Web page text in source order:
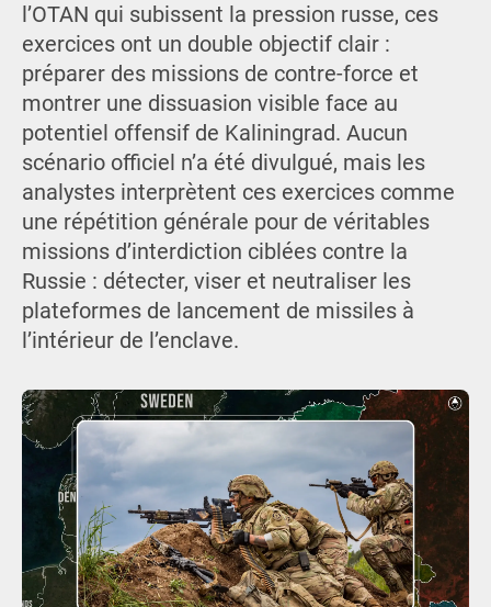
l’OTAN qui subissent la pression russe, ces
exercices ont un double objectif clair :
préparer des missions de contre-force et
montrer une dissuasion visible face au
potentiel offensif de Kaliningrad. Aucun
scénario officiel n’a été divulgué, mais les
analystes interprètent ces exercices comme
une répétition générale pour de véritables
missions d’interdiction ciblées contre la
Russie : détecter, viser et neutraliser les
plateformes de lancement de missiles à
l’intérieur de l’enclave.